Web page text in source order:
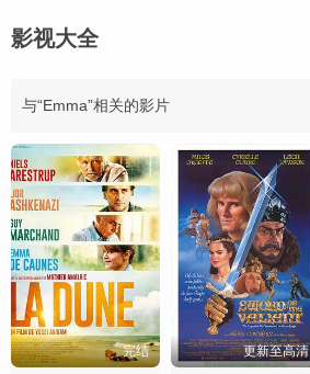
影视大全
与“Emma”相关的影片
完结 更新至高清